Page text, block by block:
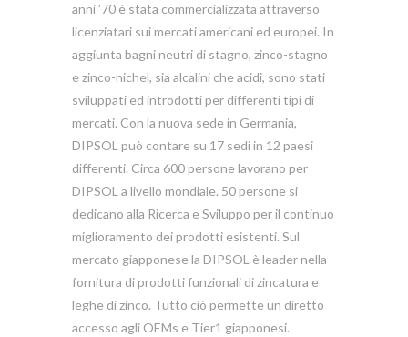
anni ’70 è stata commercializzata attraverso
licenziatari sui mercati americani ed europei. In
aggiunta bagni neutri di stagno, zinco-stagno
e zinco-nichel, sia alcalini che acidi, sono stati
sviluppati ed introdotti per differenti tipi di
mercati. Con la nuova sede in Germania,
DIPSOL può contare su 17 sedi in 12 paesi
differenti. Circa 600 persone lavorano per
DIPSOL a livello mondiale. 50 persone si
dedicano alla Ricerca e Sviluppo per il continuo
miglioramento dei prodotti esistenti. Sul
mercato giapponese la DIPSOL è leader nella
fornitura di prodotti funzionali di zincatura e
leghe di zinco. Tutto ciò permette un diretto
accesso agli OEMs e Tier1 giapponesi.